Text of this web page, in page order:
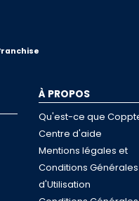
À PROPOS
Qu'est-ce que
Centre d'aide
Mentions légales et
Conditions Générales
d'Utilisation